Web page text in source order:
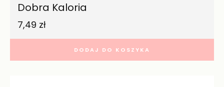
Dobra Kaloria
7,49 zł
DODAJ DO KOSZYKA